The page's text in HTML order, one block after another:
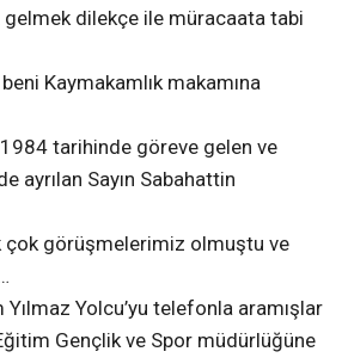
dilekçe ile müracaata tabi
Kaymakamlık makamına
tarihinde göreve gelen ve
ayrılan Sayın Sabahattin
çok görüşmelerimiz olmuştu ve
Yılmaz Yolcu’yu telefonla aramışlar
Gençlik ve Spor müdürlüğüne